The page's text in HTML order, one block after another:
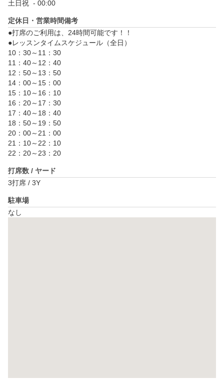
土日祝  - 00:00
定休日・営業時間備考
●打席のご利用は、24時間可能です！！
●レッスンタイムスケジュール（全日）
10：30～11：30
11：40～12：40
12：50～13：50
14：00～15：00
15：10～16：10
16：20～17：30
17：40～18：40
18：50～19：50
20：00～21：00
21：10～22：10
22：20～23：20
打席数 / ヤード
3打席 / 3Y
駐車場
なし